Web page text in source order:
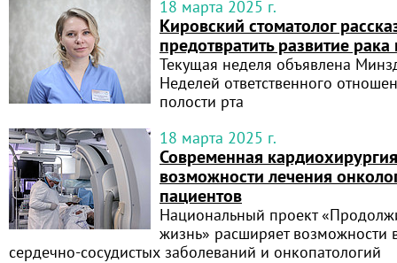
18 марта 2025 г.
Кировский стоматолог
предотвратить развитие рака
Текущая неделя объявлена
Неделей ответственного
полости рта
18 марта 2025 г.
Современная
возможности лечения
пациентов
Национальный проект
жизнь» расширяет возможности
сердечно-сосудистых заболеваний и онкопатологий